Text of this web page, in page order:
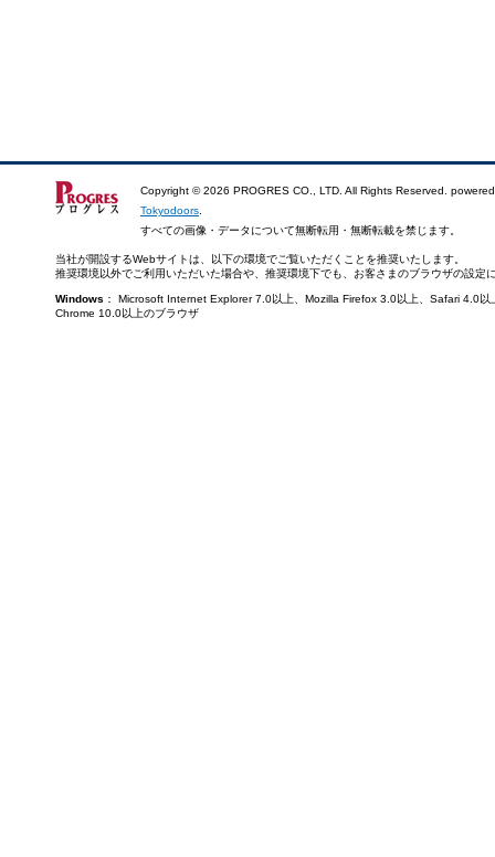
Copyright ©2026 PROGRES CO., LTD. All Rights Reserved.
Tokyodoors
すべての画像・データについて無断転用・無断転載を禁じます。
当社が開設するWebサイトは、以下の環境でご覧いただくことを推奨いたします。
推奨環境以外でご利用いただいた場合や、推奨環境下でも、お客さまのブラウザの設
Windows ： Microsoft Internet Explorer 7.0以上、Mozilla Firefox 3.0以上、Safari
Chrome 10.0以上のブラウザ